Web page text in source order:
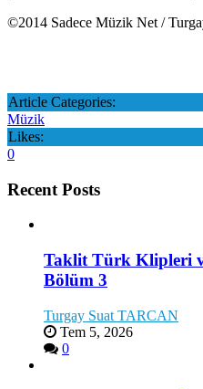
©2014 Sadece Müzik Net /
Article Categories:
Müzik
Likes:
0
Recent Posts
Taklit Türk Klipleri
Bölüm 3
Turgay Suat TARCAN
Tem 5, 2026
0